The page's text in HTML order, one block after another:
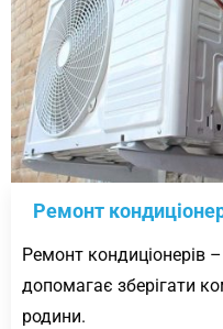
Ремонт
Ремонт кондиціонерів
допомагає зберігати
родини.